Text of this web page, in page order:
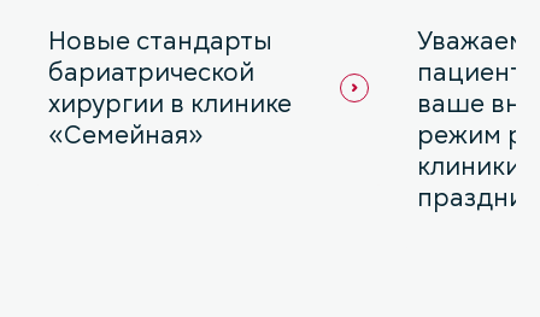
Новые стандарты
бариатрической
хирургии в клинике
«Семейная»
ваше
режим
клиники в